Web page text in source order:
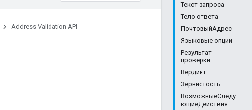
Текст запроса
Тело ответа
ПочтовыйАдрес
Языковые опции
Результат
проверки
Вердикт
Зернистость
ВозможныеСледу
ющиеДействия
Address Validation API